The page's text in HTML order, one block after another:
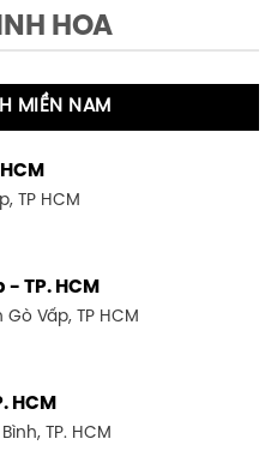
HOA
MIỀN NAM
TP HCM
TP. HCM
Vấp, TP HCM
HCM
TP. HCM